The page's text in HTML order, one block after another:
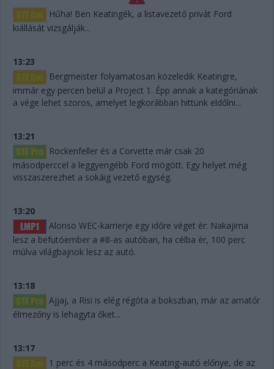
Hűha! Ben Keatingék, a listavezető privát Ford
kiállását vizsgálják...
13:23
Bergmeister folyamatosan közeledik Keatingre,
immár egy percen belül a Project 1. Épp annak a kategóriának
a vége lehet szoros, amelyet legkorábban hittünk eldőlni...
13:21
Rockenfeller és a Corvette már csak 20
másodperccel a leggyengébb Ford mögött. Egy helyet még
visszaszerezhet a sokáig vezető egység.
13:20
Alonso WEC-karrierje egy időre véget ér: Nakajima
lesz a befutóember a #8-as autóban, ha célba ér, 100 perc
múlva világbajnok lesz az autó.
13:18
Ajjaj, a Risi is elég régóta a bokszban, már az amatőr
élmezőny is lehagyta őket...
13:17
1 perc és 4 másodperc a Keating-autó előnye, de az